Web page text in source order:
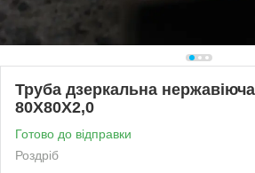
Труба дзеркальна
80Х80Х2,0
Готово до відправки
Роздріб